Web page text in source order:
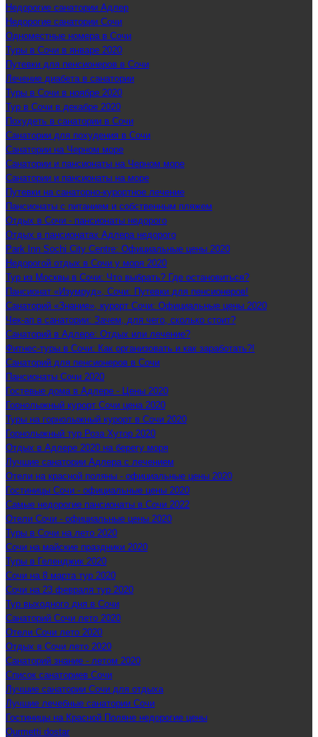
Недорогие санатории Адлер
Недорогие санатории Сочи
Одноместные номера в Сочи
Туры в Сочи в январе 2020
Путевки для пенсионеров в Сочи
Лечение диабета в санатории
Туры в Сочи в ноябре 2020
Тур в Сочи в декабре 2020
Похудеть в санатории в Сочи
Санатории для похудения в Сочи
Санатории на Черном море
Санатории и пансионаты на Черном море
Санатории и пансионаты на море
Путевки на санаторно-курортное лечение
Пансионаты с питанием и собственным пляжем
Отдых в Сочи - пансионаты недорого
Отдых в пансионатах Адлера недорого
Park Inn Sochi City Centre: Официальные цены 2020
Недорогой отдых в Сочи у моря 2020
Тур из Москвы в Сочи: Что выбрать? Где остановиться?
Пансионат «Изумруд», Сочи: Путевки для пенсионеров!
Санаторий «Знание», курорт Сочи: Официальные цены 2020
Чек-ап в санатории: Зачем, для чего, сколько стоит?
Санаторий в Адлере: Отдых или лечение?
Фитнес-туры в Сочи: Как организовать и как заработать?!
Санаторий для пенсионеров в Сочи
Пансионаты Сочи 2020
Гостевые дома в Адлере - Цены 2020
Горнолыжный курорт Сочи цена 2020
Туры на горнолыжный курорт в Сочи 2020
Горнолыжный тур Роза Хутор 2020
Отдых в Адлере 2020 на берегу моря
Лучшие санатории Адлера с лечением
Отели на красной поляны - официальные цены 2020
Гостиницы Сочи - официальные цены 2020
Самые недорогие пансионаты в Сочи 2022
Отели Сочи - официальные цены 2020
Туры в Сочи на лето 2020
Сочи на майские праздники 2020
Туры в Геленджик 2020
Сочи на 8 марта тур 2020
Сочи на 23 февраля тур 2020
Тур выходного дня в Сочи
Санаторий Сочи лето 2020
Отели Сочи лето 2020
Отдых в Сочи лето 2020
Санаторий знание - летом 2020
Список санаториев Сочи
Лучшие санатории Сочи для отдыха
Лучшие лечебные санатории Сочи
Гостиницы на Красной Поляне недорогие цены
Qurmetti dostar